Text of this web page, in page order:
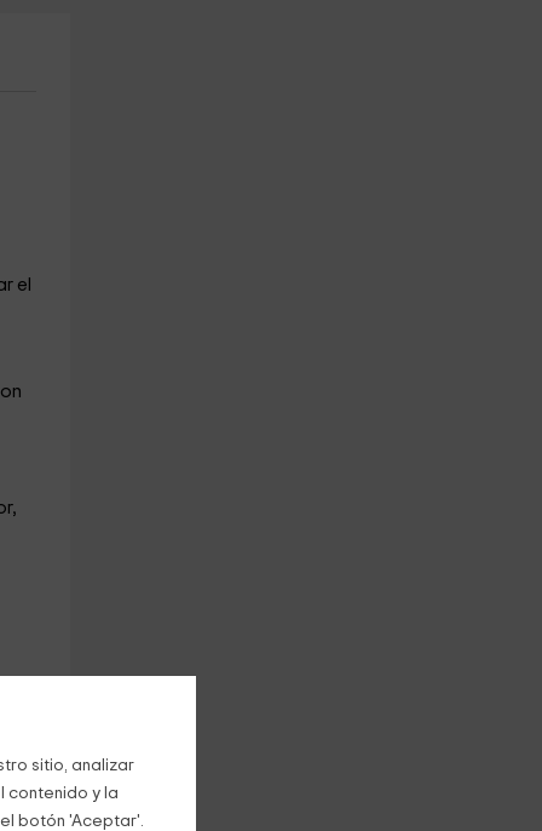
sitio, analizar
contenido y la
botón 'Aceptar'.
el